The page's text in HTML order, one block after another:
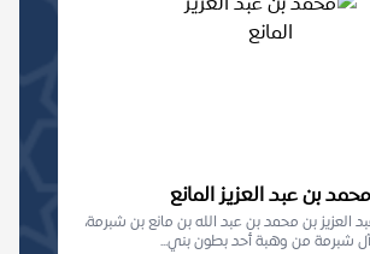
محمد بن عبد العزيز المانع
العزيز بن محمد بن عبد الله بن مانع بن شبرمة،
شبرمة من وهبة أحد بطون بني...